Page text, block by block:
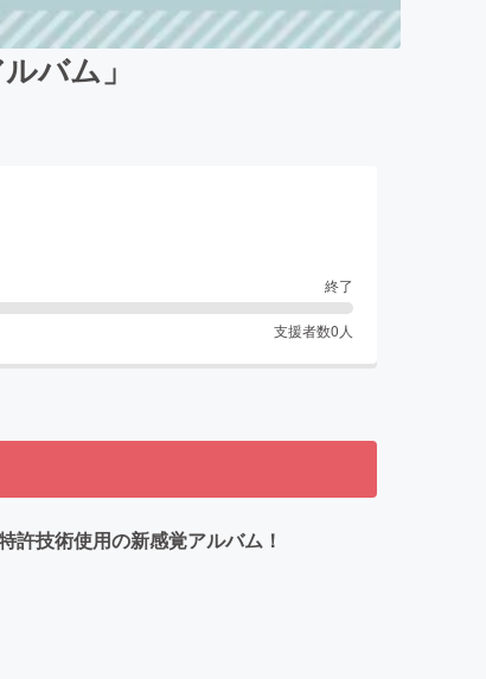
バム」
終了
支援者数0 人
許技術使用の新感覚アルバム！